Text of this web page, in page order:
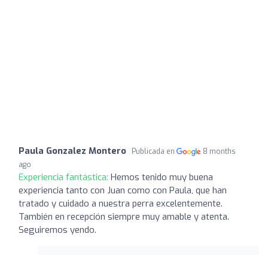
Paula Gonzalez Montero Publicada en
8 months
ago
Experiencia fantástica: Hemos tenido muy buena
experiencia tanto con Juan como con Paula, que han
tratado y cuidado a nuestra perra excelentemente.
También en recepción siempre muy amable y atenta.
Seguiremos yendo.